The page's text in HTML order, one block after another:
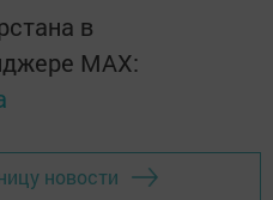
в
MАХ:
новости